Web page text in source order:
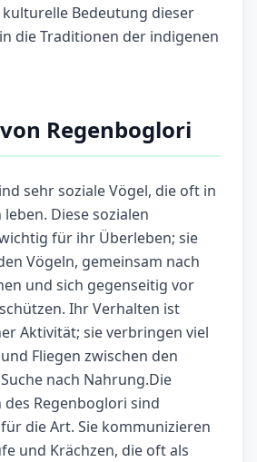
kulturelle Bedeutung dieser
die Traditionen der indigenen
Regenboglori
sehr soziale Vögel, die oft in
Diese sozialen
für ihr Überleben; sie
Vögeln, gemeinsam nach
und sich gegenseitig vor
Ihr Verhalten ist
Aktivität; sie verbringen viel
Fliegen zwischen den
nach Nahrung.Die
Regenboglori sind
die Art. Sie kommunizieren
und Krächzen, die oft als